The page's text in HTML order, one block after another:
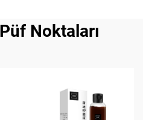
Noktaları